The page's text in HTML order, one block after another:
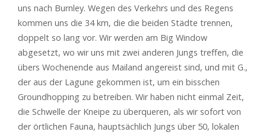
uns nach Burnley. Wegen des Verkehrs und des Regens
kommen uns die 34 km, die die beiden Städte trennen,
doppelt so lang vor. Wir werden am Big Window
abgesetzt, wo wir uns mit zwei anderen Jungs treffen, die
übers Wochenende aus Mailand angereist sind, und mit G.,
der aus der Lagune gekommen ist, um ein bisschen
Groundhopping zu betreiben. Wir haben nicht einmal Zeit,
die Schwelle der Kneipe zu überqueren, als wir sofort von
der örtlichen Fauna, hauptsächlich Jungs über 50, lokalen